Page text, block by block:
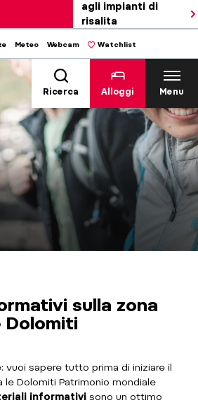
agli impianti di
risalita
Meteo Webcam Watchlist
Ricerca Alloggi Menu
sulla zona
Dolomiti
vuoi sapere tutto prima di iniziare il
le Dolomiti Patrimonio mondiale
informativi sono un ottimo